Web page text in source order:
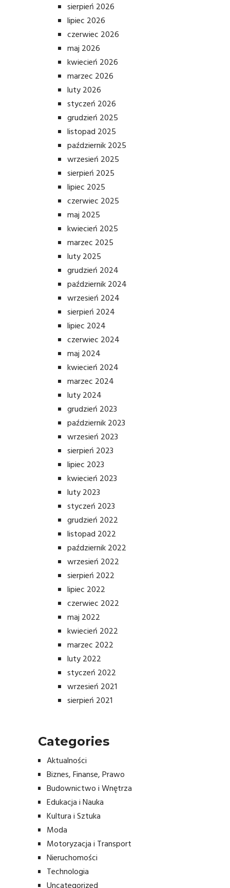
sierpień 2026
lipiec 2026
czerwiec 2026
maj 2026
kwiecień 2026
marzec 2026
luty 2026
styczeń 2026
grudzień 2025
listopad 2025
październik 2025
wrzesień 2025
sierpień 2025
lipiec 2025
czerwiec 2025
maj 2025
kwiecień 2025
marzec 2025
luty 2025
grudzień 2024
październik 2024
wrzesień 2024
sierpień 2024
lipiec 2024
czerwiec 2024
maj 2024
kwiecień 2024
marzec 2024
luty 2024
grudzień 2023
październik 2023
wrzesień 2023
sierpień 2023
lipiec 2023
kwiecień 2023
luty 2023
styczeń 2023
grudzień 2022
listopad 2022
październik 2022
wrzesień 2022
sierpień 2022
lipiec 2022
czerwiec 2022
maj 2022
kwiecień 2022
marzec 2022
luty 2022
styczeń 2022
wrzesień 2021
sierpień 2021
Categories
Aktualności
Biznes, Finanse, Prawo
Budownictwo i Wnętrza
Edukacja i Nauka
Kultura i Sztuka
Moda
Motoryzacja i Transport
Nieruchomości
Technologia